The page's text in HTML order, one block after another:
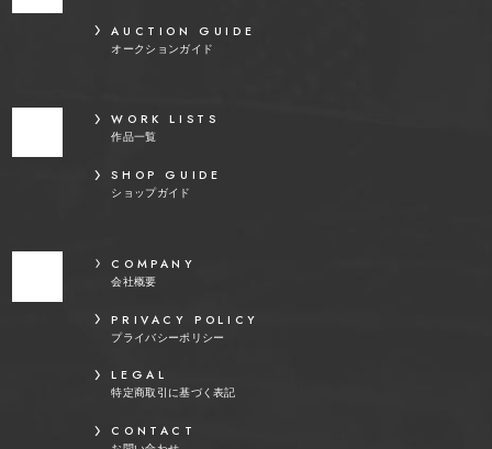
AUCTION GUIDE
オークションガイド
WORK LISTS
作品一覧
SHOP GUIDE
ショップガイド
COMPANY
会社概要
PRIVACY POLICY
プライバシーポリシー
LEGAL
特定商取引に基づく表記
CONTACT